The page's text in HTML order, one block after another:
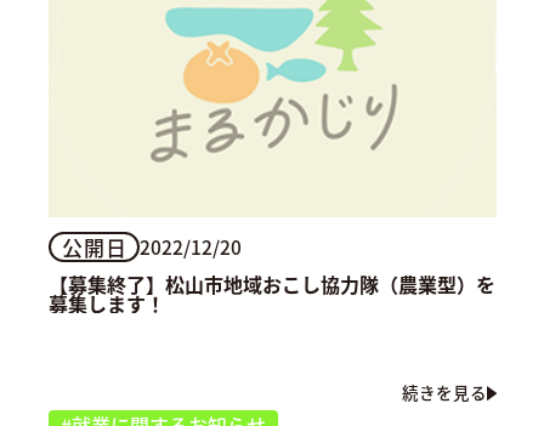
公開日 2022/12/20
【募集終了】松山市地域おこし協力隊（農業型）を
募集します！
続きを見る